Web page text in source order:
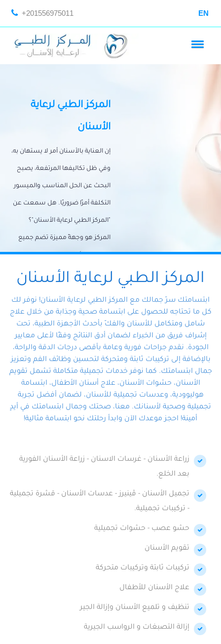
+201556975011 EN
المركز الطبي لرعاية
الأسنان
إن العناية بالأسنان أمر لا يستهان به،
وفي ظل تكاليفها المرتفعة، يصبح
البحث عن الحل المناسب والميسور
التكلفة أمرًا ضروريًا. هل سمعت عن
"المركز الطبي لرعاية الأسنان"؟
المركز هو وجهةً مميزة تضم جميع
احتياجات الأسنان تحت سقف واحد،
وتضمن لك حلاً شاملًا لجميع
المتخصص ذوي الخبرة، ستجد نفسك
في أيد أمينة تلبي احتياجاتك بكل
احترافية ودقة.
المركز الطبي لرعاية الأسنان
ابتسامتك سرّ جمالك مع المركز الطبي لرعاية الأسنان! نوفر لك
كل ما تحتاجه للحصول على ابتسامة صحية وجذابة من خلال علاج
شامل ومتكامل للأسنان والفكّ بأحدث الأجهزة الطبية، تحت
إشراف فريق من الخبراء لضمان أدق النتائج وفقًا لأعلى معايير
الجودة. نقدم جراحات فورية وعامة بأقصى درجات الدقة والراحة،
بالإضافة إلى تركيبات ثابتة ومتحركة لتحسين وظائف الفم وتعزيز
جمال ابتسامتك. كما نوفر خدمات تجميلية متكاملة تشمل تقويم
الأسنان، حشوات الأسنان، علاج أسنان الأطفال، ابتسامة
هوليوودية، وعدسات تجميلية للأسنان، لضمان أفضل تجربة
تجميلية وصحية لأسنانك. معنا، صحتك وجمال ابتسامتك في أيدٍ
أمينة! احجز موعدك الآن وابدأ رحلتك نحو ابتسامة مثالية!
زراعة الأسنان - غرسات الاسنان - زراعة الأسنان الفورية
بعد الخلع.
تجميل الأسنان - ڤينيرز - عدسات الأسنان - قشرة تجميلية
- تركيبات تجميلية.
حشو عصب - حشوات تجميلية
تقويم الأسنان
تركيبات ثابتة وتركيبات متحركة
علاج الأسنان للأطفال
تنظيف و تلميع الأسنان وإزالة الجير
إزالة التصبغات و الرواسب الجيرية